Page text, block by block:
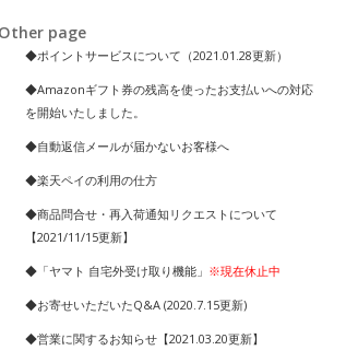
Other page
◆ポイントサービスについて（2021.01.28更新）
◆Amazonギフト券の残高を使ったお支払いへの対応
を開始いたしました。
◆自動返信メールが届かないお客様へ
◆楽天ペイの利用の仕方
◆商品問合せ・再入荷通知リクエストについて
【2021/11/15更新】
◆「ヤマト 自宅外受け取り機能」 ※現在休止中
◆お寄せいただいたQ&A (2020.7.15更新)
◆営業に関するお知らせ【2021.03.20更新】